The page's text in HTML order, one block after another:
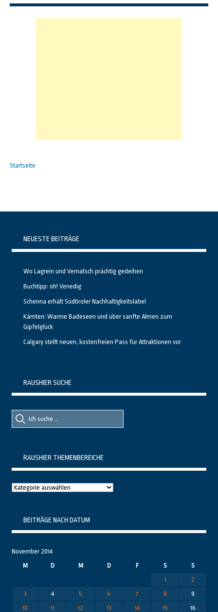
Startseite
NEUESTE BEITRÄGE
Wo Lagrein und Vernatsch prächtig gedeihen
Buchtipp: oh! Venedig
Schenna erhält Südtiroler Nachhaltigkeitslabel
Kärnten: Warme Badeseen und über sanfte Almen zum
Gipfelglück
Calgary stellt neuen, kostenfreien Pass für Attraktionen vor
RAUSHIER SUCHE
Suche
nach::
Suche
nach:
RAUSHIER THEMENBEREICHE
Raushier
BEITRÄGE NACH DATUM
November 2014
M
D M D F S
S
1
2
3
4 5 6 7 8
9
10
11 12 13 14 15
16